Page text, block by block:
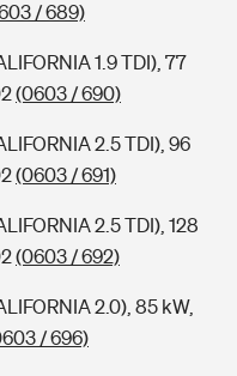
/ 689)
1.9 TDI), 77
(0603 / 690)
2.5 TDI), 96
(0603 / 691)
2.5 TDI), 128
(0603 / 692)
2.0), 85 kW,
/ 696)